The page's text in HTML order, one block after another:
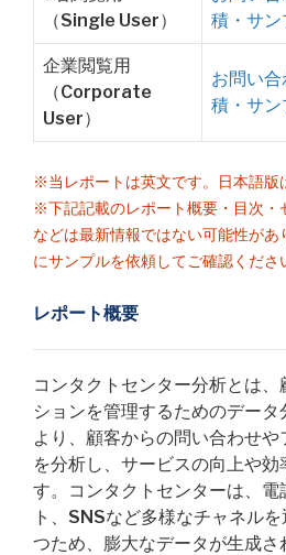
（Single User）
積・サン
企業閲覧用
（Corporate
User）
お問い
積・サン
※当レポートは英文です。日本語版
※下記記載のレポート概要・目次・
などは最新情報ではない可能性が
にサンプルを依頼してご確認くださ
レポート概要
コンタクトセンター分析とは
ションを管理するためのデー
より、顧客からの問い合わせ
を分析し、サービスの向上や効
す。コンタクトセンターは、電
ト、SNSなど多様なチャネル
つため、膨大なデータが生成